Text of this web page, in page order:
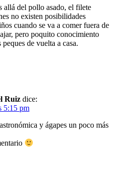
allá del pollo asado, el filete
no existen posibilidades
cuando se va a comer fuera de
pero poquito conocimiento
de vuelta a casa.
Ruiz dice:
5:15 pm
y ágapes un poco más